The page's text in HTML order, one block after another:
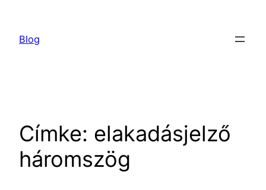
tartalomhoz
Blog
Címke: elakadásjelző
háromszög